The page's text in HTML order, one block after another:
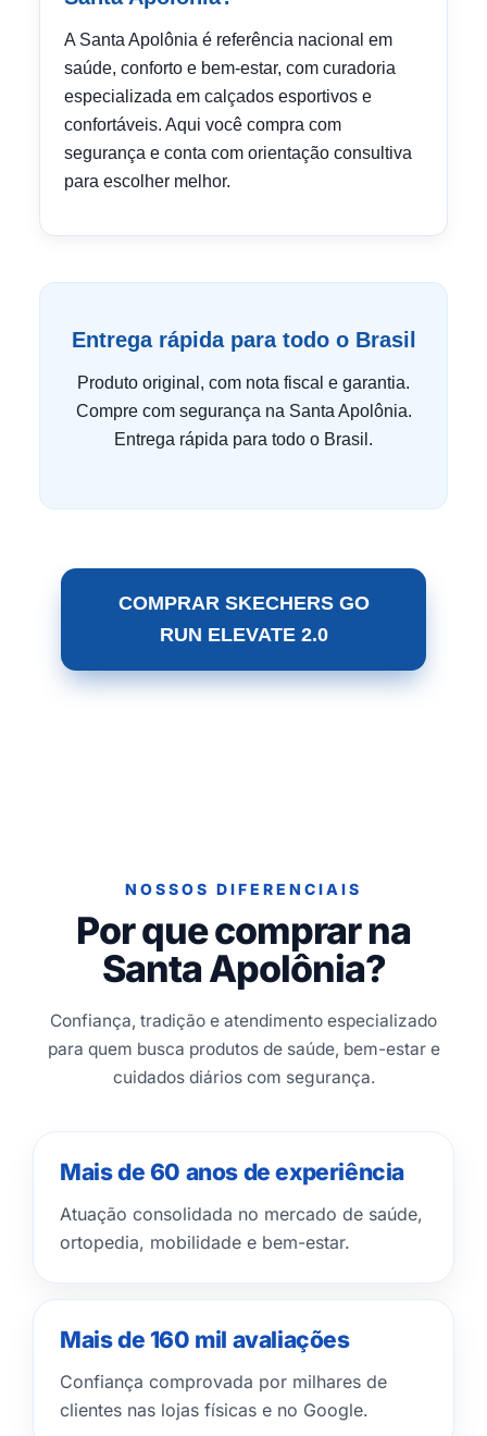
A Santa Apolônia é referência nacional em
saúde, conforto e bem-estar, com curadoria
especializada em calçados esportivos e
confortáveis. Aqui você compra com
segurança e conta com orientação consultiva
para escolher melhor.
Entrega rápida para todo o Brasil
Produto original, com nota fiscal e garantia.
Compre com segurança na Santa Apolônia.
Entrega rápida para todo o Brasil.
COMPRAR SKECHERS GO
RUN ELEVATE 2.0
NOSSOS DIFERENCIAIS
Por que comprar na
Santa Apolônia?
Confiança, tradição e atendimento especializado
para quem busca produtos de saúde, bem-estar e
cuidados diários com segurança.
Mais de 60 anos de experiência
Atuação consolidada no mercado de saúde,
ortopedia, mobilidade e bem-estar.
Mais de 160 mil avaliações
Confiança comprovada por milhares de
clientes nas lojas físicas e no Google.